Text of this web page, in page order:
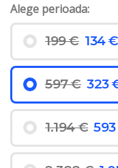
Alege perioada:
199 € 134 €
597 € 323
1.194 €